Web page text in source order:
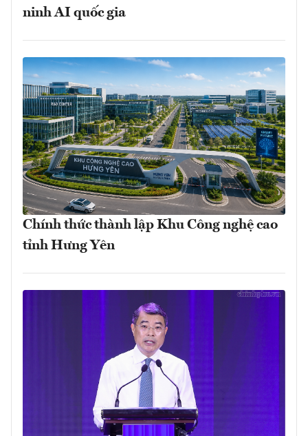
ninh AI quốc gia
Chính thức thành lập Khu Công nghệ cao
tỉnh Hưng Yên